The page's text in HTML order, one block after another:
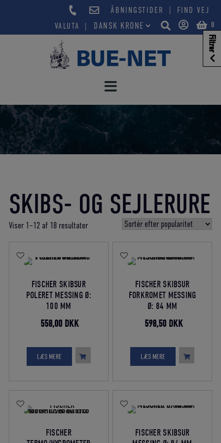
indholdet
ÅBNINGSTIDER |
FIND VEJ
VALUTA
0
SKIBS- OG SEJLERURE
Viser 1–12 af 18 resultaterSorteret
efter
gennemsnitlig
FISCHER SKIBSUR
POLERET MESSING Ø:
100 MM
Den
pris
var:
620,00 DKK.
558,00 DKKDen
pris
558,00 DKK.
LÆS MERE
FISCHER SKIBSUR
FORKROMET MESSING
Ø: 84 MM
Den
pris
var:
665,00 DKK.
598,50 DKKDen
pris
598,50
LÆS MERE
FISCHER
FISCHER SKIBSUR
Filtrer